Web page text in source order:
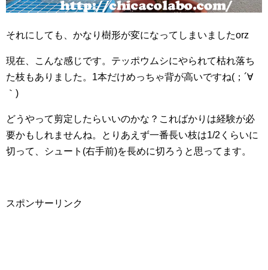
それにしても、かなり樹形が変になってしまいましたorz
現在、こんな感じです。テッポウムシにやられて枯れ落ち
た枝もありました。1本だけめっちゃ背が高いですね(；´∀
｀)
どうやって剪定したらいいのかな？こればかりは経験が必
要かもしれませんね。とりあえず一番長い枝は1/2くらいに
切って、シュート(右手前)を長めに切ろうと思ってます。
スポンサーリンク